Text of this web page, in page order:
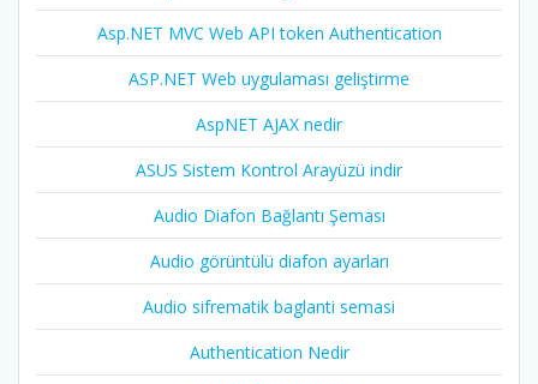
Asp.NET MVC Web API token Authentication
ASP.NET Web uygulaması geliştirme
AspNET AJAX nedir
ASUS Sistem Kontrol Arayüzü indir
Audio Diafon Bağlantı Şeması
Audio görüntülü diafon ayarları
Audio sifrematik baglanti semasi
Authentication Nedir